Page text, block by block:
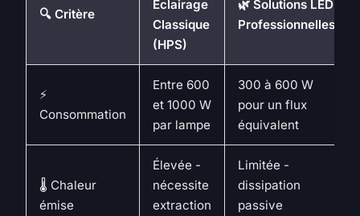
🔍 Critère
Éclairage
Classique
(HPS)
🌿 Solutions LED
Professionnelles
⚡
Consommation
Entre 600
et 1000 W
par lampe
300 à 600 W
pour un flux
équivalent
🌡️ Chaleur
émise
Élevée -
nécessite
extraction
Limitée -
dissipation
passive